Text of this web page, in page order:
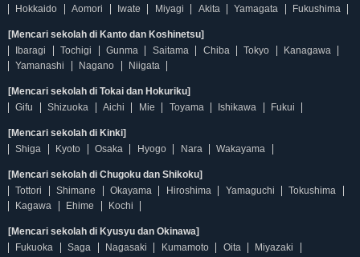
Hokkaido
Aomori Iwate Miyagi Akita Yamagata Fukushima
[Mencari sekolah di Kanto dan Koshinetsu]
Ibaragi
Tochigi Gunma Saitama Chiba Tokyo
Kanagawa
Yamanashi
Nagano Niigata
[Mencari sekolah di Tokai dan Hokuriku]
Gifu
Shizuoka Aichi Mie Toyama Ishikawa Fukui
[Mencari sekolah di Kinki]
Shiga
Kyoto Osaka Hyogo Nara Wakayama
[Mencari sekolah di Chugoku dan Shikoku]
Tottori
Shimane Okayama Hiroshima Yamaguchi
Tokushima
Kagawa
Ehime Kochi
[Mencari sekolah di Kyusyu dan Okinawa]
Fukuoka
Saga Nagasaki Kumamoto Oita
Miyazaki